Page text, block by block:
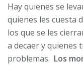
Hay quienes se
quienes les cuesta
los que se les
a decaer y quienes
problemas. Los